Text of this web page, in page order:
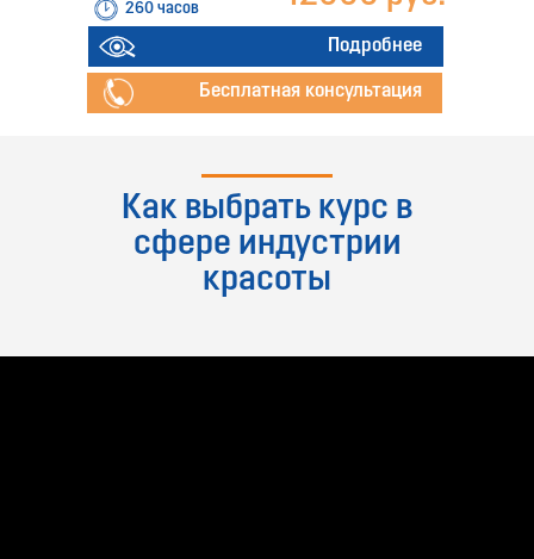
260 часов
Подробнее
Бесплатная консультация
Как выбрать курс в
сфере индустрии
красоты